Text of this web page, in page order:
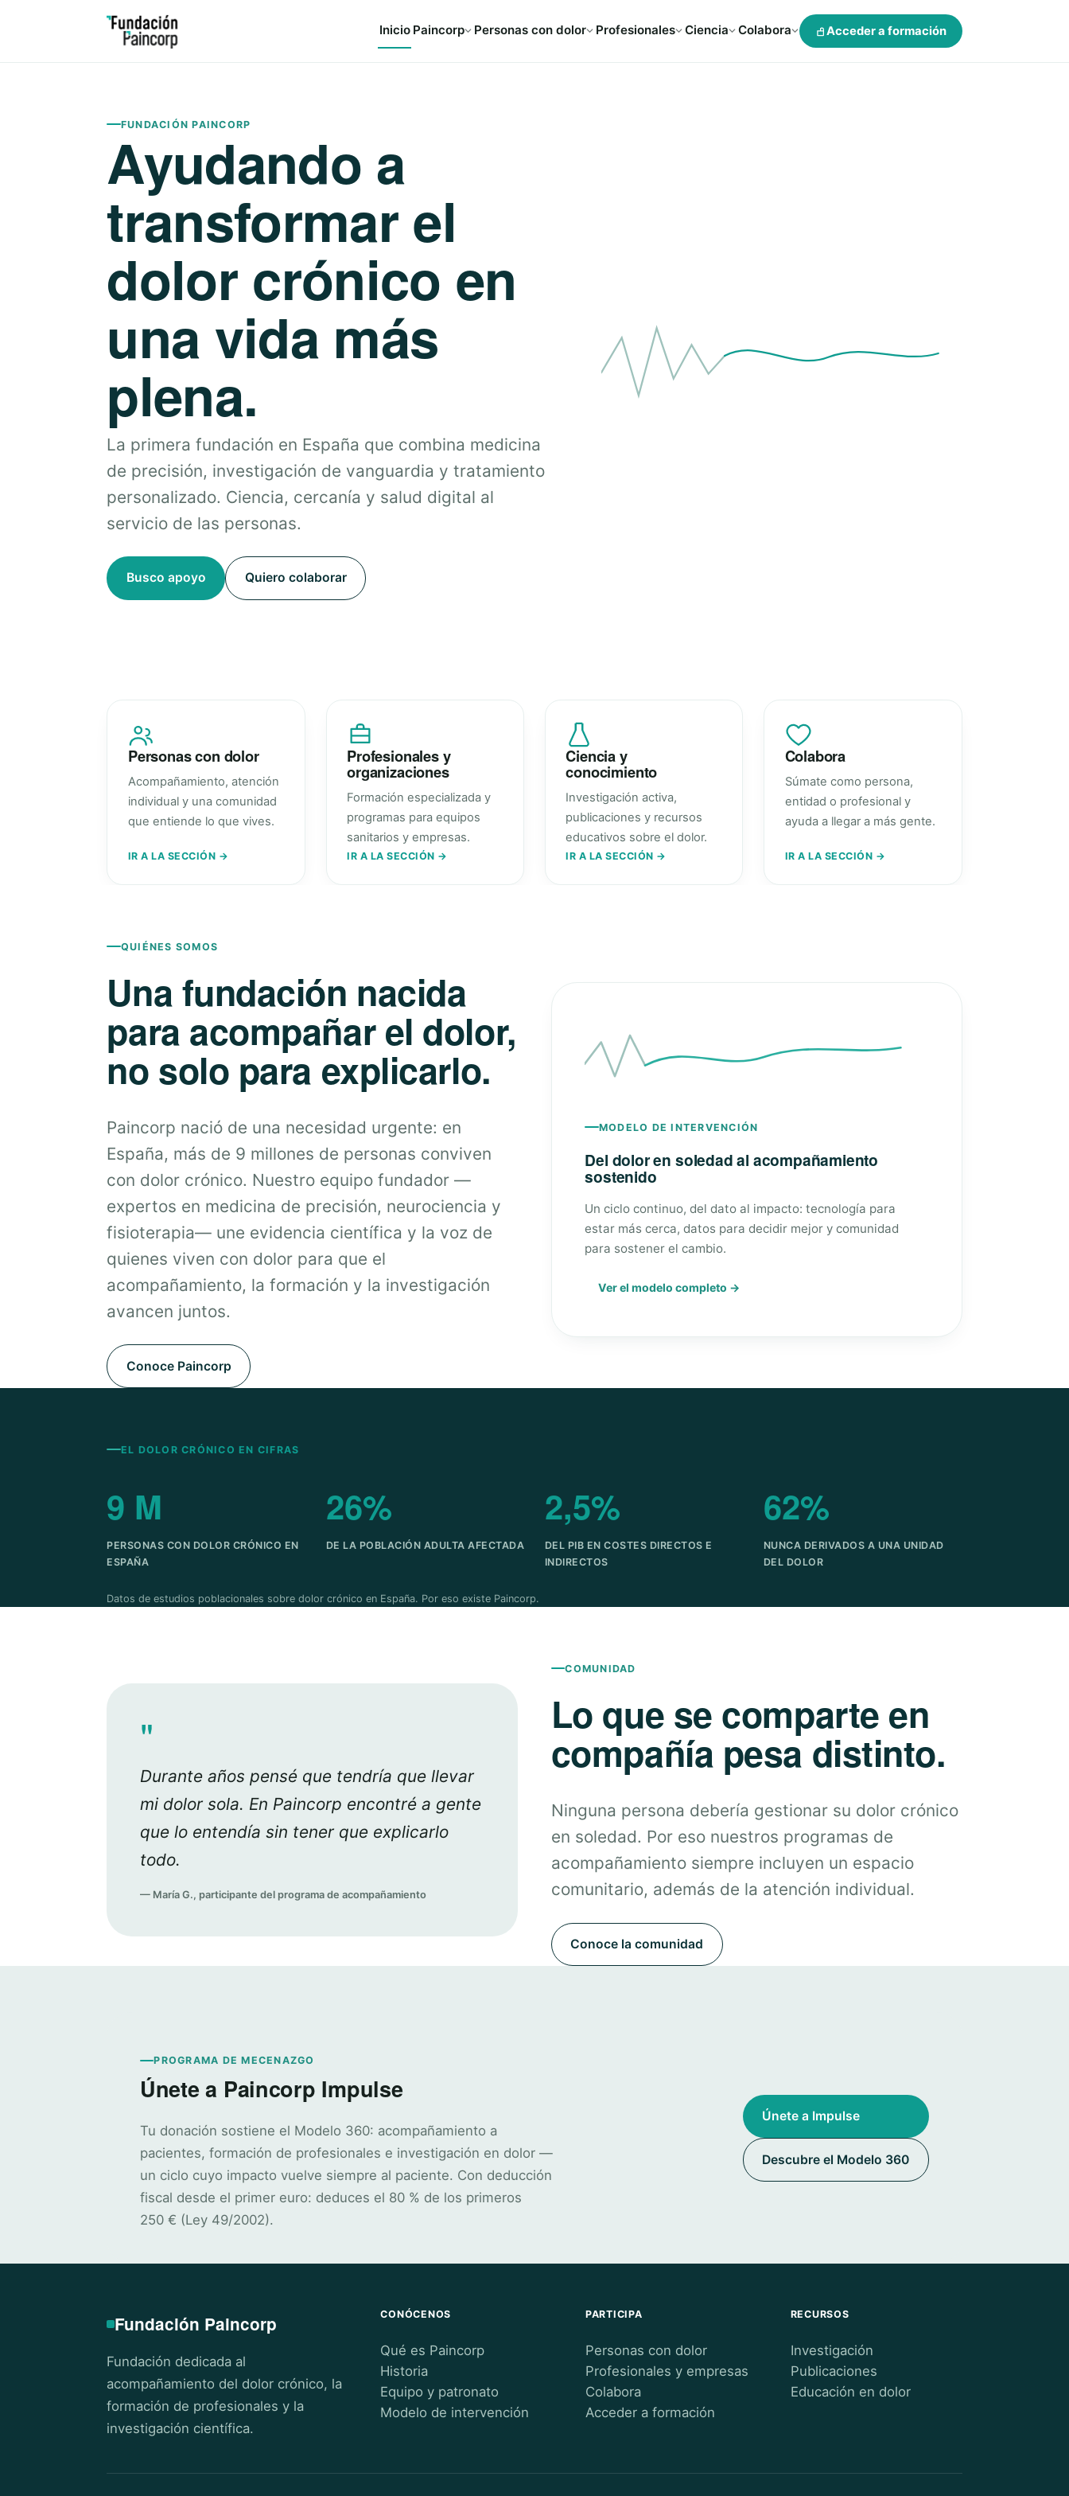
Inicio Paincorp Personas con dolor Profesionales Ciencia Colabora Acceder a formación
FUNDACIÓN PAINCORP
Ayudando a
transformar el
dolor crónico en
una vida más
plena.
La primera fundación en España que combina medicina
de precisión, investigación de vanguardia y tratamiento
personalizado. Ciencia, cercanía y salud digital al
servicio de las personas.
Busco apoyo Quiero colaborar
Personas con dolor
Acompañamiento, atención
individual y una comunidad
que entiende lo que vives.
IR A LA SECCIÓN →
Profesionales y
organizaciones
Formación especializada y
programas para equipos
sanitarios y empresas.
IR A LA SECCIÓN →
Ciencia y
conocimiento
Investigación activa,
publicaciones y recursos
educativos sobre el dolor.
IR A LA SECCIÓN →
Colabora
Súmate como persona,
entidad o profesional y
ayuda a llegar a más gente.
IR A LA SECCIÓN →
QUIÉNES SOMOS
Una fundación nacida
para acompañar el dolor,
no solo para explicarlo.
Paincorp nació de una necesidad urgente: en
España, más de 9 millones de personas conviven
con dolor crónico. Nuestro equipo fundador —
expertos en medicina de precisión, neurociencia y
fisioterapia— une evidencia científica y la voz de
quienes viven con dolor para que el
acompañamiento, la formación y la investigación
avancen juntos.
Conoce Paincorp
MODELO DE INTERVENCIÓN
Del dolor en soledad al acompañamiento
sostenido
Un ciclo continuo, del dato al impacto: tecnología para
estar más cerca, datos para decidir mejor y comunidad
para sostener el cambio.
Ver el modelo completo →
EL DOLOR CRÓNICO EN CIFRAS
9 M
PERSONAS CON DOLOR CRÓNICO EN
ESPAÑA
26%
DE LA POBLACIÓN ADULTA AFECTADA
2,5%
DEL PIB EN COSTES DIRECTOS E
INDIRECTOS
62%
NUNCA DERIVADOS A UNA UNIDAD
DEL DOLOR
Datos de estudios poblacionales sobre dolor crónico en España. Por eso existe Paincorp.
"
Durante años pensé que tendría que llevar
mi dolor sola. En Paincorp encontré a gente
que lo entendía sin tener que explicarlo
todo.
— María G., participante del programa de acompañamiento
COMUNIDAD
Lo que se comparte en
compañía pesa distinto.
Ninguna persona debería gestionar su dolor crónico
en soledad. Por eso nuestros programas de
acompañamiento siempre incluyen un espacio
comunitario, además de la atención individual.
Conoce la comunidad
PROGRAMA DE MECENAZGO
Únete a Paincorp Impulse
Tu donación sostiene el Modelo 360: acompañamiento a
pacientes, formación de profesionales e investigación en dolor —
un ciclo cuyo impacto vuelve siempre al paciente. Con deducción
fiscal desde el primer euro: deduces el 80 % de los primeros
250 € (Ley 49/2002).
Únete a Impulse
Descubre el Modelo 360
Fundación Paincorp
Fundación dedicada al
acompañamiento del dolor crónico, la
formación de profesionales y la
investigación científica.
CONÓCENOS
Qué es Paincorp
Historia
Equipo y patronato
Modelo de intervención
PARTICIPA
Personas con dolor
Profesionales y empresas
Colabora
Acceder a formación
RECURSOS
Investigación
Publicaciones
Educación en dolor